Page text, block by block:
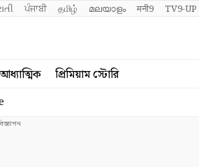
ਪੰਜਾਬੀ தமிழ் മലയാളം मनी9 TV9-UP
আধ্যাত্মিক প্রিমিয়াম স্টোরি